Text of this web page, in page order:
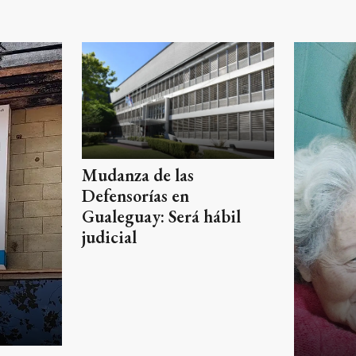
Mudanza de las
Defensorías en
Gualeguay: Será hábil
judicial